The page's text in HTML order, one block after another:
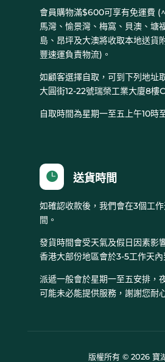
會員購物滿$600可享有免運費
馬灣、愉景灣、梅窩、貝澳、塘
島、昂坪及大澳將收取本地送貨
豐速運負責物流)。
如顧客選擇自取，可到下列地址
大圓街12-22號瑞榮工業大廈8樓C
自取時間為星期一至五上午10時
 送貨時間
如確認收款後，我們會在3個工
間。
發貨時間會受天氣及假日因素影
香港大部份地區會於3-5工作天內
派遞一般會於星期一至五安排，
可能未必能提供服務，謝謝您耐
版權所有 © 2026 寶